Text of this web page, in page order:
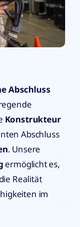
Abschluss
Konstrukteur
Abschluss
. Unsere
ermöglicht es,
Realität
im